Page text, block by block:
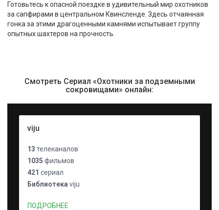
Готовьтесь к опасной поездке в удивительный мир охотников
за сапфирами в центральном Квинсленде. Здесь отчаянная
гонка за этими драгоценными камнями испытывает группу
опытных шахтеров на прочность.
Смотреть Сериал «Охотники за подземными
сокровищами» онлайн:
viju
13 телеканалов
1035 фильмов
421 сериал
Библиотека viju
ПОДРОБНЕЕ